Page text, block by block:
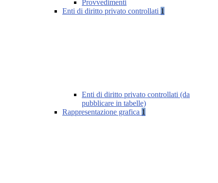
Provvedimenti
Enti di diritto privato controllati 1
Enti di diritto privato controllati (da
pubblicare in tabelle)
Rappresentazione grafica 1